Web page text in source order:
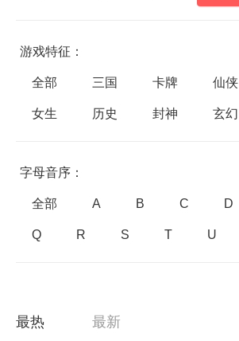
游戏特征：
全部 三国 卡牌 仙侠
女生 历史 封神 玄幻
字母音序：
全部 A B C D
Q R S T U
最热 最新